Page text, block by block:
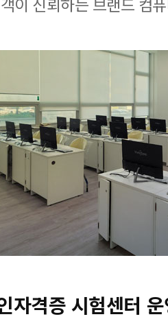
자격증 시험센터